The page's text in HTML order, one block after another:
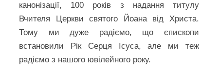
канонізації, 100 років з надання титулу
Вчителя Церкви святого Йоана від Христа.
Тому ми дуже радіємо, що єпископи
встановили Рік Серця Ісуса, але ми теж
радіємо з нашого ювілейного року.